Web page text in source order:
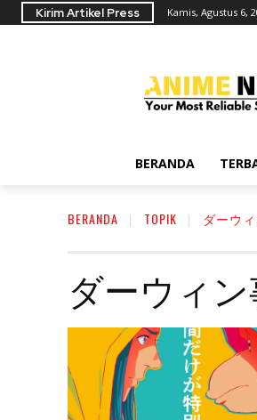
Kirim Artikel Press Kamis, Agustus 6,
BERANDA
BERANDA TOPIK ダーウ
ダーウィ